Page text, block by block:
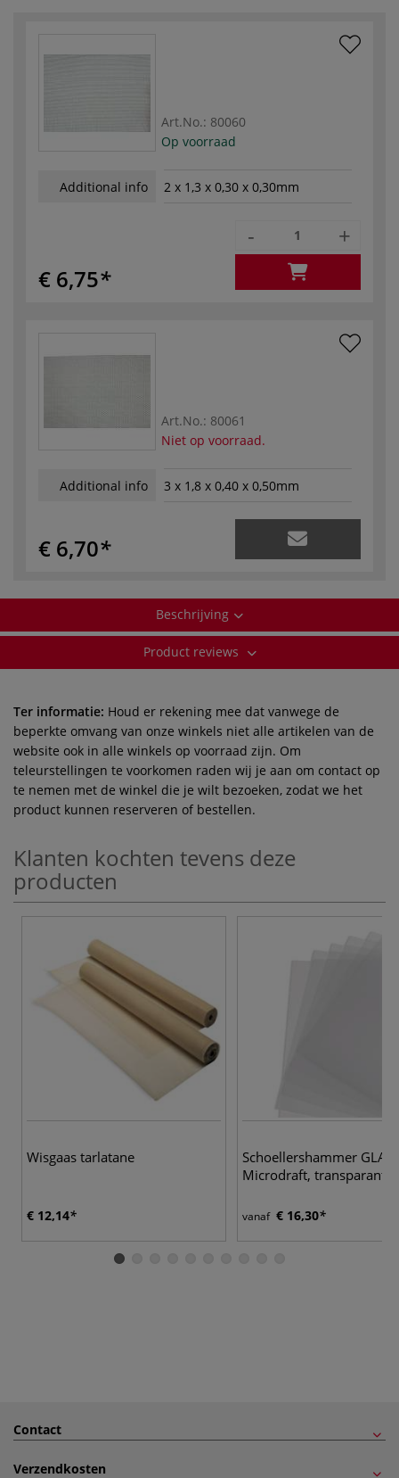
Art.No.: 80060
Op voorraad
Additional info 2 x 1,3 x 0,30 x 0,30mm
€ 6,75
- +
Art.No.: 80061
Niet op voorraad.
Additional info 3 x 1,8 x 0,40 x 0,50mm
€ 6,70
Beschrijving
Product reviews
Ter informatie: Houd er rekening mee dat vanwege de
beperkte omvang van onze winkels niet alle artikelen van de
website ook in alle winkels op voorraad zijn. Om
teleurstellingen te voorkomen raden wij je aan om contact op
te nemen met de winkel die je wilt bezoeken, zodat we het
product kunnen reserveren of bestellen.
Klanten kochten tevens deze
producten
Wisgaas tarlatane
€ 12,14
Schoellershammer
Microdraft, transparant
vanaf € 16,30
Contact
Verzendkosten